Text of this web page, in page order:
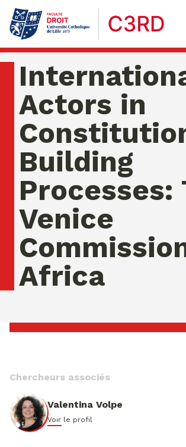
Actors in
Building
Processes:
Venice
Africa
Chercheurs associés
Valentina Volpe
Voir le profil